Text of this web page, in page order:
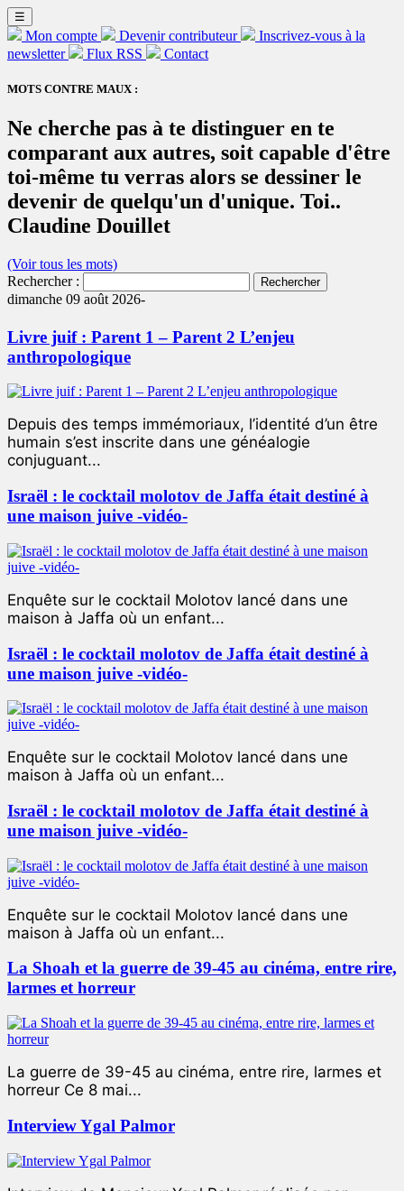
☰
Mon compte Devenir contributeur
Inscrivez-vous à la
newsletter
Flux RSS Contact
MOTS CONTRE MAUX :
Ne cherche pas à te distinguer en te
comparant aux autres, soit capable d'être
toi-même tu verras alors se dessiner le
devenir de quelqu'un d'unique. Toi..
Claudine Douillet
(Voir tous les mots)
Rechercher :
dimanche 09 août 2026-
Livre juif : Parent 1 – Parent 2 L’enjeu
anthropologique
Depuis des temps immémoriaux, l’identité d’un être
humain s’est inscrite dans une généalogie
conjuguant...
Israël : le cocktail molotov de Jaffa était destiné à
une maison juive -vidéo-
Enquête sur le cocktail Molotov lancé dans une
maison à Jaffa où un enfant...
Israël : le cocktail molotov de Jaffa était destiné à
une maison juive -vidéo-
Enquête sur le cocktail Molotov lancé dans une
maison à Jaffa où un enfant...
Israël : le cocktail molotov de Jaffa était destiné à
une maison juive -vidéo-
Enquête sur le cocktail Molotov lancé dans une
maison à Jaffa où un enfant...
La Shoah et la guerre de 39-45 au cinéma, entre rire,
larmes et horreur
La guerre de 39-45 au cinéma, entre rire, larmes et
horreur Ce 8 mai...
Interview Ygal Palmor